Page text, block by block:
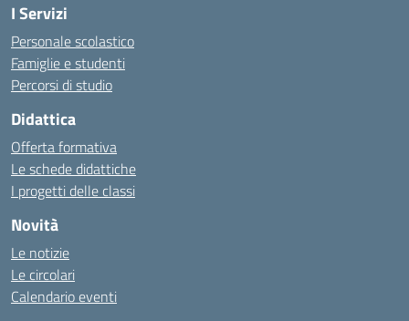
I Servizi
Personale scolastico
Famiglie e studenti
Percorsi di studio
Didattica
Offerta formativa
Le schede didattiche
I progetti delle classi
Novità
Le notizie
Le circolari
Calendario eventi